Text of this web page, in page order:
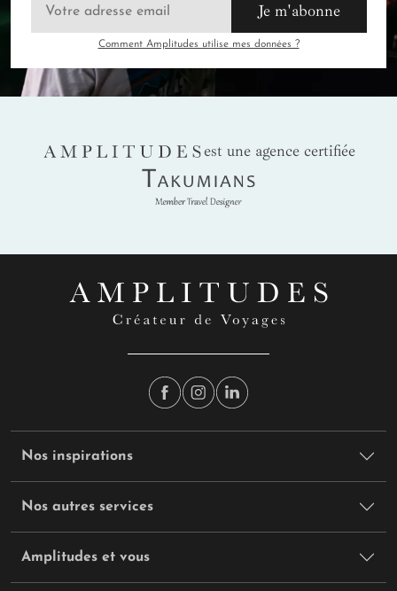
Je m'abonne
Comment Amplitudes utilise mes données ?
AMPLITUDES
est une agence certifiée
Takumians
Nos inspirations
Nos autres services
Amplitudes et vous